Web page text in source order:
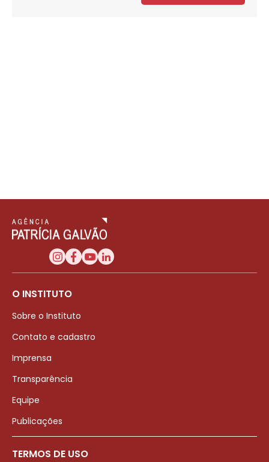
O INSTITUTO
Sobre o Instituto
Contato e cadastro
Imprensa
Transparência
Equipe
Publicações
TERMOS DE USO